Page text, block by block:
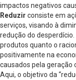
impactos negativos
Reduzir consiste em
serviços, visando à
redução do
produtos quanto o
positivamente na
causados pela geração
Aqui, o objetivo da